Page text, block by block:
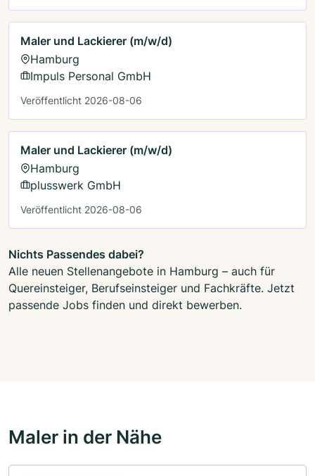
Maler und Lackierer (m/w/d)
Hamburg
Impuls Personal GmbH
Veröffentlicht 2026-08-06
Maler und Lackierer (m/w/d)
Hamburg
plusswerk GmbH
Veröffentlicht 2026-08-06
Nichts Passendes dabei?
Alle neuen Stellenangebote in Hamburg – auch für
Quereinsteiger, Berufseinsteiger und Fachkräfte. Jetzt
passende Jobs finden und direkt bewerben.
Maler in der Nähe